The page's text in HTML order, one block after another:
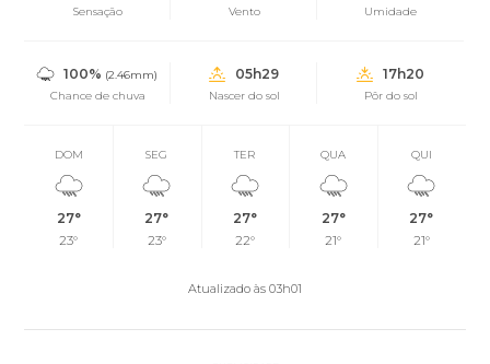
Sensação Vento Umidade
100% (2.46mm)
Chance de chuva
05h29
Nascer do sol
17h20
Pôr do sol
DOM
27°
23°
SEG
27°
23°
TER
27°
22°
QUA
27°
21°
QUI
27°
21°
Atualizado às 03h01